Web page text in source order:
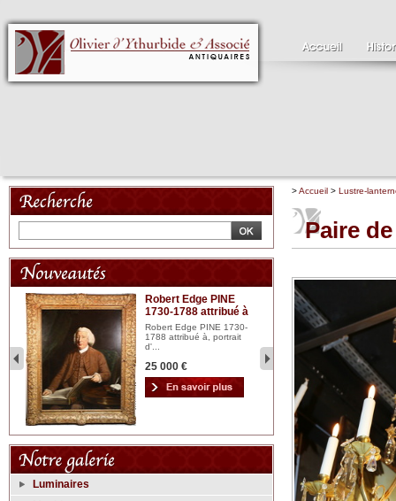
Robert Edge PINE
1730-1788 attribué à
Robert Edge PINE 1730-
1788 attribué à, portrait
d'...
25 000 €
Luminaires
>Accueil > Lustre-
Paire